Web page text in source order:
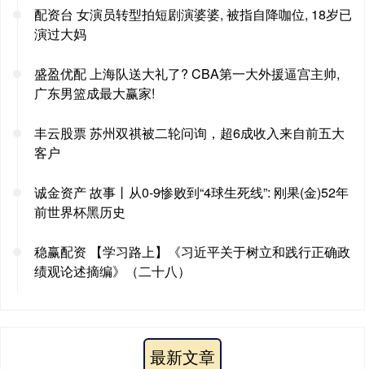
配资台 女演员转型拍短剧演婆婆, 被指自降咖位, 18岁已
演过大妈
盛盈优配 上海队送大礼了? CBA第一大外援逼宫主帅,
广东男篮成最大赢家!
丰云股票 苏州双祺被二轮问询，超6成收入来自前五大
客户
诚金资产 故事丨从0-9惨败到“4球生死线”: 刚果(金)52年
前世界杯黑历史
稳赢配资 【学习路上】《习近平关于树立和践行正确政
绩观论述摘编》（二十八）
最新文章